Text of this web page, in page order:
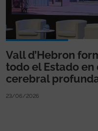
Vall d’Hebron
todo el Estado
cerebral
23/06/2026